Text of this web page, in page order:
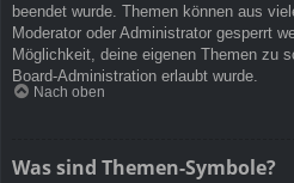
beendet wurde. Themen können aus
Moderator oder Administrator gesperrt
Möglichkeit, deine eigenen Themen zu
Board-Administration erlaubt wurde.
Nach oben
Was sind Themen-Symbole?